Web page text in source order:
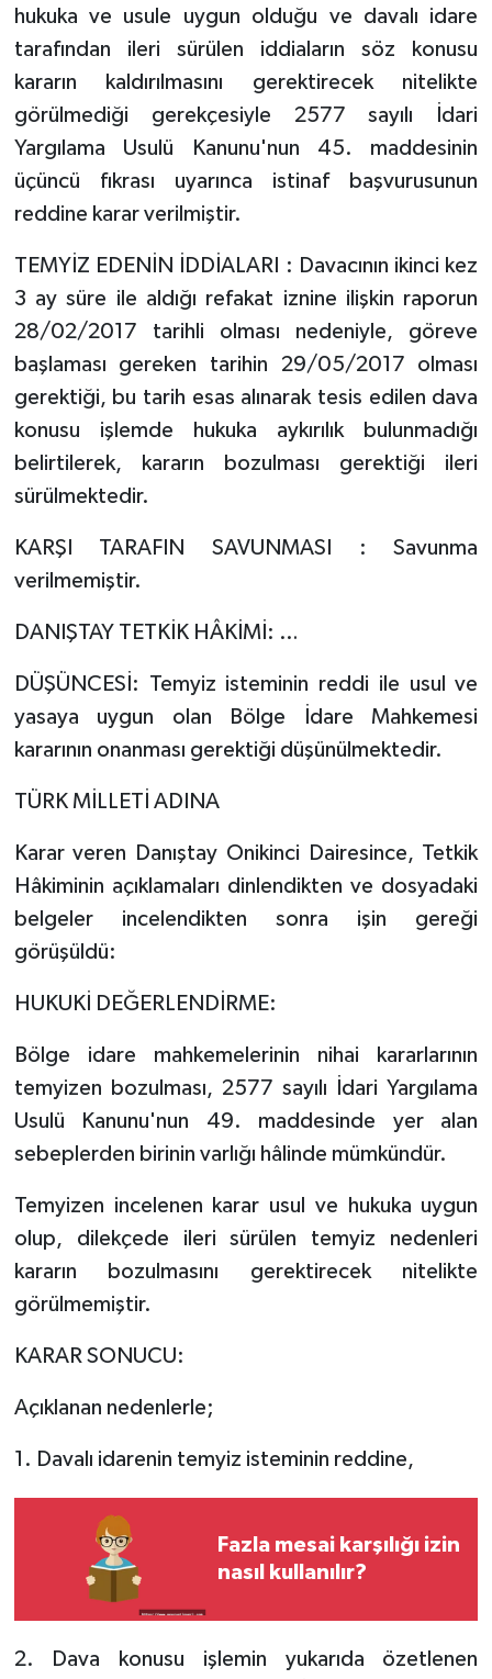
hukuka ve usule uygun olduğu ve davalı idare
tarafından ileri sürülen iddiaların söz konusu
kararın kaldırılmasını gerektirecek nitelikte
görülmediği gerekçesiyle 2577 sayılı İdari
Yargılama Usulü Kanunu'nun 45. maddesinin
üçüncü fıkrası uyarınca istinaf başvurusunun
reddine karar verilmiştir.
TEMYİZ EDENİN İDDİALARI : Davacının ikinci kez
3 ay süre ile aldığı refakat iznine ilişkin raporun
28/02/2017 tarihli olması nedeniyle, göreve
başlaması gereken tarihin 29/05/2017 olması
gerektiği, bu tarih esas alınarak tesis edilen dava
konusu işlemde hukuka aykırılık bulunmadığı
belirtilerek, kararın bozulması gerektiği ileri
sürülmektedir.
KARŞI TARAFIN SAVUNMASI : Savunma
verilmemiştir.
DANIŞTAY TETKİK HÂKİMİ: …
DÜŞÜNCESİ: Temyiz isteminin reddi ile usul ve
yasaya uygun olan Bölge İdare Mahkemesi
kararının onanması gerektiği düşünülmektedir.
TÜRK MİLLETİ ADINA
Karar veren Danıştay Onikinci Dairesince, Tetkik
Hâkiminin açıklamaları dinlendikten ve dosyadaki
belgeler incelendikten sonra işin gereği
görüşüldü:
HUKUKİ DEĞERLENDİRME:
Bölge idare mahkemelerinin nihai kararlarının
temyizen bozulması, 2577 sayılı İdari Yargılama
Usulü Kanunu'nun 49. maddesinde yer alan
sebeplerden birinin varlığı hâlinde mümkündür.
Temyizen incelenen karar usul ve hukuka uygun
olup, dilekçede ileri sürülen temyiz nedenleri
kararın bozulmasını gerektirecek nitelikte
görülmemiştir.
KARAR SONUCU:
Açıklanan nedenlerle;
1. Davalı idarenin temyiz isteminin reddine,
Fazla mesai karşılığı izin
nasıl kullanılır?
2. Dava konusu işlemin yukarıda özetlenen